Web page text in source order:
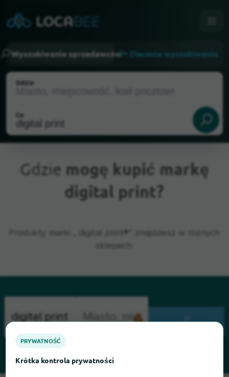
Wyszukiwanie sprzedawców Zlecenie wyszukiwania
Gdzie
Co
Aktualna lokalizacja
Gdzie mogę kupić markę
digital print?
Produkty marki „ digital print®” znajdziesz w różnych
PRYWATNOŚĆ
Krótka kontrola prywatności